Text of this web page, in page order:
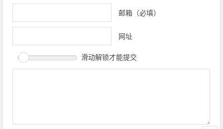
邮箱（必填）
网址
滑动解锁才能提交